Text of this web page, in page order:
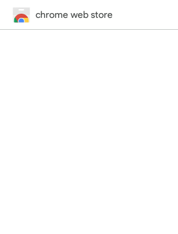
chrome web store